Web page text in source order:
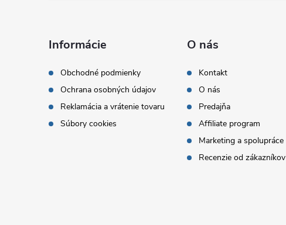
Informácie
Obchodné podmienky
Ochrana osobných údajov
Reklamácia a vrátenie tovaru
Súbory cookies
O nás
Kontakt
O nás
Predajňa
Affiliate program
Marketing a spolupráce
Recenzie od zákazníkov